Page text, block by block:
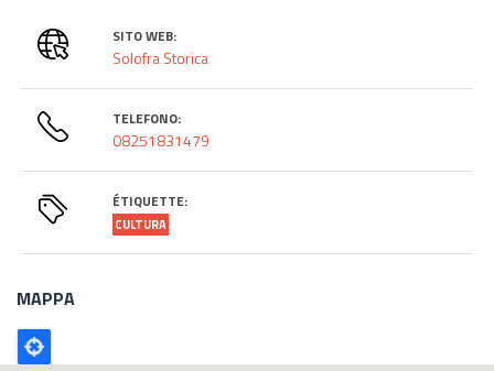
SITO WEB:
Solofra Storica
TELEFONO:
08251831479
ÉTIQUETTE:
CULTURA
MAPPA
Poligono